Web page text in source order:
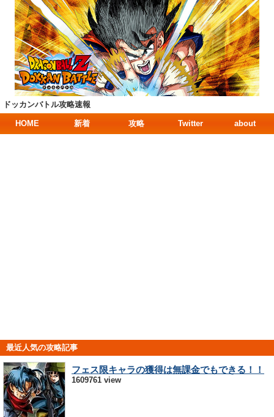
ドッカンバトル攻略速報
HOME 新着 攻略 Twitter about
最近人気の攻略記事
フェス限キャラの獲得は無課金でもできる！！
1609761 view